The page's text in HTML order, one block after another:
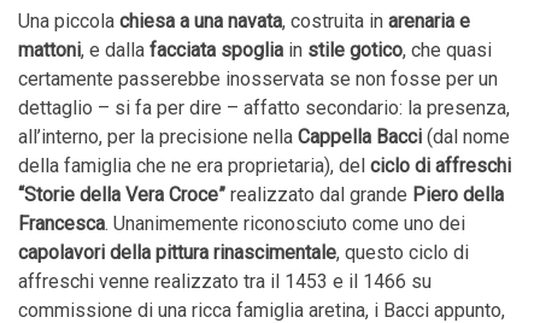
Una piccola chiesa a una navata, costruita in arenaria e
mattoni, e dalla facciata spoglia in stile gotico, che quasi
certamente passerebbe inosservata se non fosse per un
dettaglio – si fa per dire – affatto secondario: la presenza,
all’interno, per la precisione nella Cappella Bacci (dal nome
della famiglia che ne era proprietaria), del ciclo di affreschi
“Storie della Vera Croce” realizzato dal grande Piero della
Francesca. Unanimemente riconosciuto come uno dei
capolavori della pittura rinascimentale, questo ciclo di
affreschi venne realizzato tra il 1453 e il 1466 su
commissione di una ricca famiglia aretina, i Bacci appunto,